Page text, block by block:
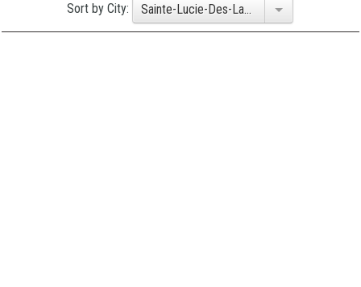
Sort by City: Sainte-Lucie-Des-Laurentides